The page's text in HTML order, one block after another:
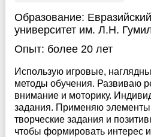
Образование:
университет им. Л.Н.
Опыт: более 20 лет
Использую игровые,
методы обучения. Развиваю
внимание и моторику.
задания. Применяю элементы
творческие задания и
чтобы формировать интерес